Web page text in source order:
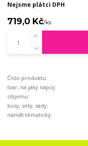
Nejsme plátci DPH
719,0 Kč/ks
Číslo produktu:
tvar, na jaký nápoj:
objemu:
kusy, sety, sady:
námět tématický: